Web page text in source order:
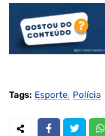
Tags: Esporte Polícia